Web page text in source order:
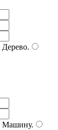
Дерево.
Машину.